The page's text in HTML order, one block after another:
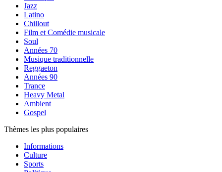
Jazz
Latino
Chillout
Film et Comédie musicale
Soul
Années 70
Musique traditionnelle
Reggaeton
Années 90
Trance
Heavy Metal
Ambient
Gospel
Thèmes les plus populaires
Informations
Culture
Sports